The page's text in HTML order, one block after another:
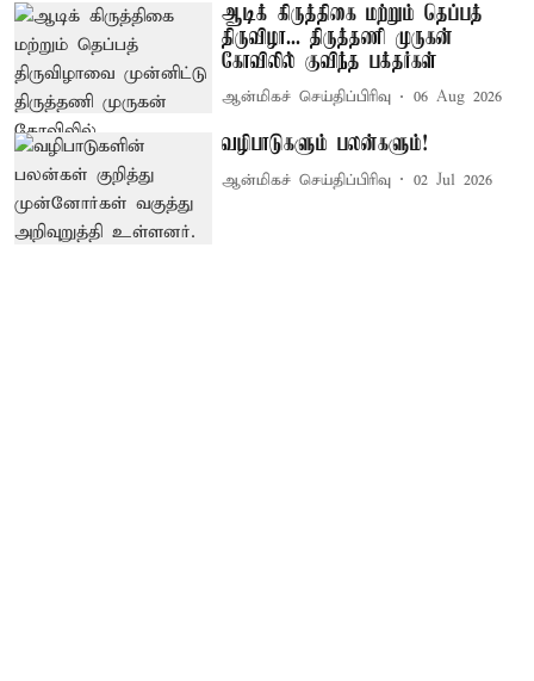
ஆடிக் கிருத்திகை மற்றும் தெப்பத்
திருவிழா... திருத்தணி முருகன்
கோவிலில் குவிந்த பக்தர்கள்
ஆன்மிகச் செய்திப்பிரிவு 06 Aug 2026
வழிபாடுகளும் பலன்களும்!
ஆன்மிகச் செய்திப்பிரிவு 02 Jul 2026